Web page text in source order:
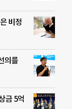
비정
의를
금 5억